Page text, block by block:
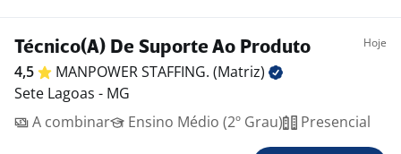
Técnico(A) De Suporte Ao Produto Hoje
4,5 MANPOWER STAFFING. (Matriz)
Sete Lagoas - MG
A combinar
Ensino Médio (2º Grau) Presencial